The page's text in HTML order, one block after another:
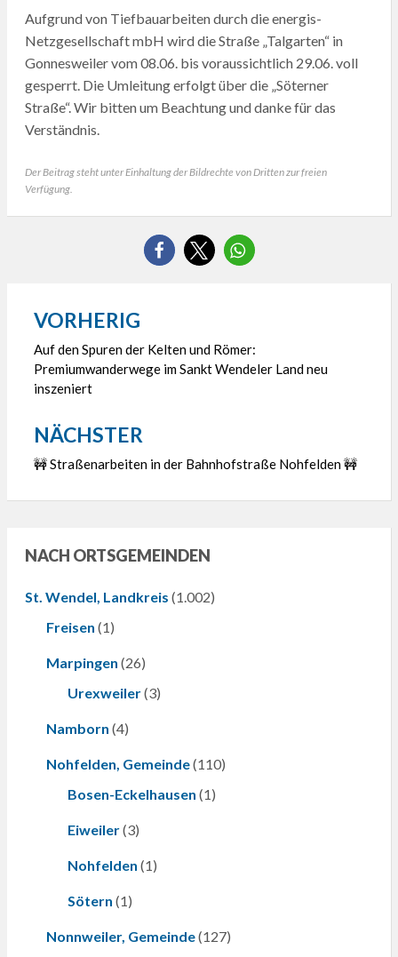
Aufgrund von Tiefbauarbeiten durch die energis-
Netzgesellschaft mbH wird die Straße „Talgarten“ in
Gonnesweiler vom 08.06. bis voraussichtlich 29.06. voll
gesperrt. Die Umleitung erfolgt über die „Söterner
Straße“. Wir bitten um Beachtung und danke für das
Verständnis.
Der Beitrag steht unter Einhaltung der Bildrechte von Dritten zur freien
Verfügung.
Beitragsnavigation
VORHERIG
Auf den Spuren der Kelten und Römer:
Premiumwanderwege im Sankt Wendeler Land neu
inszeniert
NÄCHSTER
🚧 Straßenarbeiten in der Bahnhofstraße Nohfelden 🚧
NACH ORTSGEMEINDEN
St. Wendel, Landkreis (1.002)
Freisen (1)
Marpingen (26)
Urexweiler(3)
Namborn (4)
Nohfelden, Gemeinde(110)
Bosen-Eckelhausen (1)
Eiweiler(3)
Nohfelden (1)
Sötern (1)
Nonnweiler, Gemeinde(127)